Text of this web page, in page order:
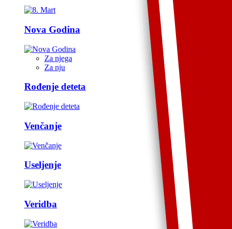
Nova Godina
Za njega
Za nju
Rođenje deteta
Venčanje
Useljenje
Veridba